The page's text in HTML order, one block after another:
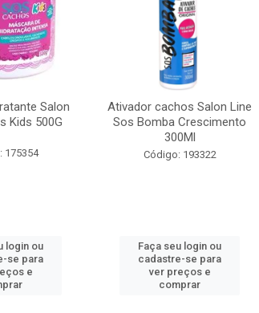
Salon
Kids 500G
175354
login ou
se para
e
Ativador cachos Salon Line
Sos Bomba Crescimento
300Ml
Código: 193322
Faça seu login ou
cadastre-se para
ver preços e
comprar